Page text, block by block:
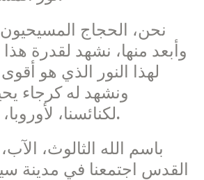
نحن، الحجاج
وأبعد منها، نشهد لقدرة هذا
لهذا النور الذي هو
ونشهد له كرجاء
لكنائسنا، لأوروبا، والعالم بأسره.
باسم الله الثالوث،